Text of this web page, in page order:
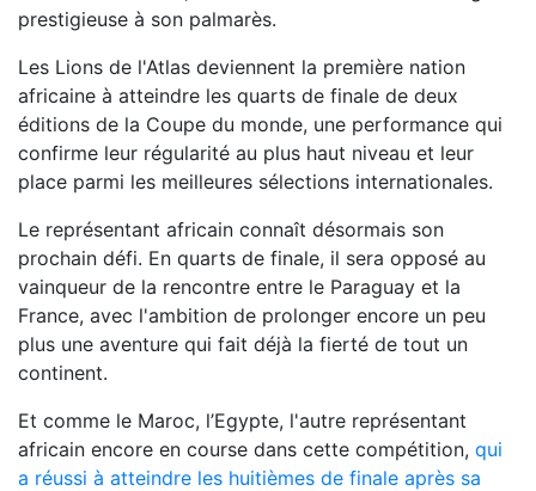
prestigieuse à son palmarès.
Les Lions de l'Atlas deviennent la première nation
africaine à atteindre les quarts de finale de deux
éditions de la Coupe du monde, une performance qui
confirme leur régularité au plus haut niveau et leur
place parmi les meilleures sélections internationales.
Le représentant africain connaît désormais son
prochain défi. En quarts de finale, il sera opposé au
vainqueur de la rencontre entre le Paraguay et la
France, avec l'ambition de prolonger encore un peu
plus une aventure qui fait déjà la fierté de tout un
continent.
Et comme le Maroc, l’Egypte, l'autre représentant
africain encore en course dans cette compétition, qui
a réussi à atteindre les huitièmes de finale après sa